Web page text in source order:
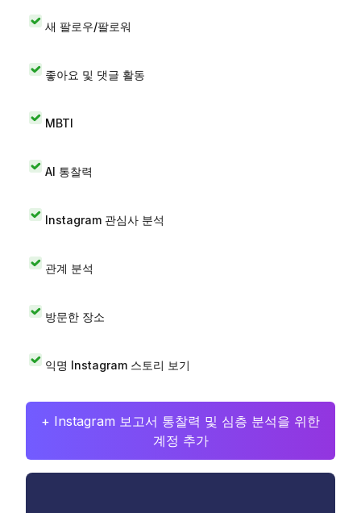
새 팔로우/팔로워
좋아요 및 댓글 활동
MBTI
AI 통찰력
Instagram 관심사 분석
관계 분석
방문한 장소
익명 Instagram 스토리 보기
+ Instagram 보고서 통찰력 및 심층 분석을 위한
계정 추가